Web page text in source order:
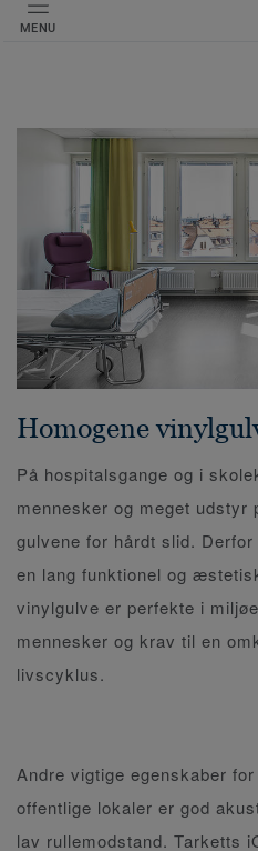
MENU
Homogene
På hospitalsgange og i
mennesker og meget
gulvene for hårdt slid.
en lang funktionel og
vinylgulve er perfekte i
mennesker og krav til en
livscyklus.
Andre vigtige egenskaber
offentlige lokaler er god
lav rullemodstand. Tarketts